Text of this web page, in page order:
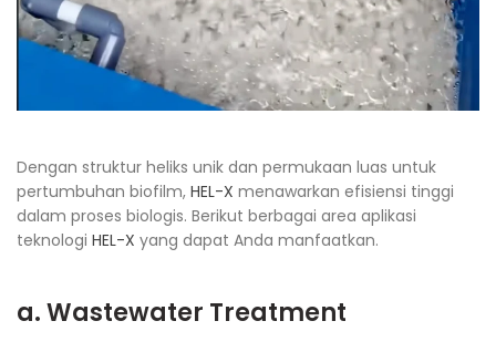
Dengan struktur heliks unik dan permukaan luas untuk
pertumbuhan biofilm, HEL-X menawarkan efisiensi tinggi
dalam proses biologis. Berikut berbagai area aplikasi
teknologi HEL-X yang dapat Anda manfaatkan.
a. Wastewater Treatment